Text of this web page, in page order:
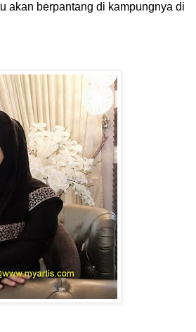
akan berpantang di kampungnya di